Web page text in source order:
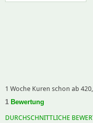
1 Woche Kuren schon ab
1 Bewertung
DURCHSCHNITTLICHE